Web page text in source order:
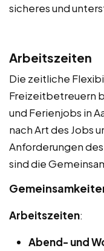
sicheres und
Arbeitszeiten
Die zeitliche
Freizeitbetreuern
und Ferienjobs in
nach Art des Jobs
Anforderungen
sind die
Arbeitszeiten:
Abend- und